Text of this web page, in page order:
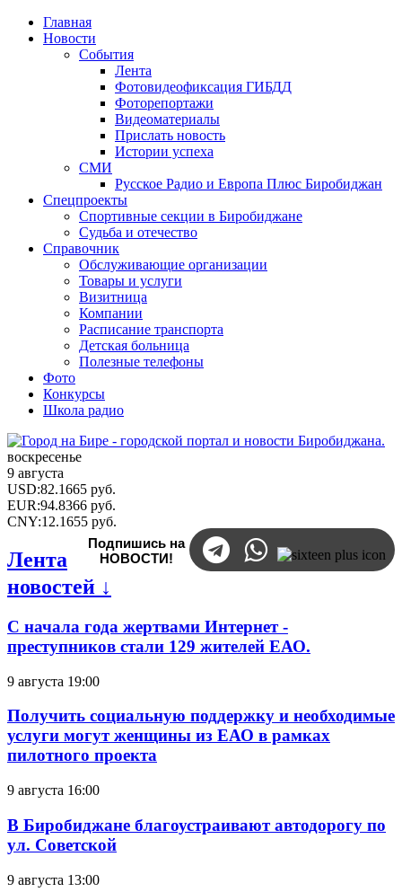
Главная
Новости
События
Лента
Фотовидеофиксация ГИБДД
Фоторепортажи
Видеоматериалы
Прислать новость
Истории успеха
СМИ
Русское Радио и Европа Плюс Биробиджан
Спецпроекты
Спортивные секции в Биробиджане
Судьба и отечество
Справочник
Обслуживающие организации
Товары и услуги
Визитница
Компании
Расписание транспорта
Детская больница
Полезные телефоны
Фото
Конкурсы
Школа радио
воскресенье
9 августа
USD:82.1665 руб.
EUR:94.8366 руб.
CNY:12.1655 руб.
Подпишись на
НОВОСТИ!
Лента
новостей ↓
С начала года жертвами Интернет -
преступников стали 129 жителей ЕАО.
9 августа 19:00
Получить социальную поддержку и необходимые
услуги могут женщины из ЕАО в рамках
пилотного проекта
9 августа 16:00
В Биробиджане благоустраивают автодорогу по
ул. Советской
9 августа 13:00